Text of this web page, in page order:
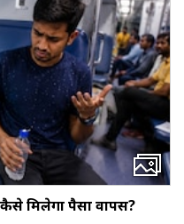
कैसे मिलेगा पैसा वापस?